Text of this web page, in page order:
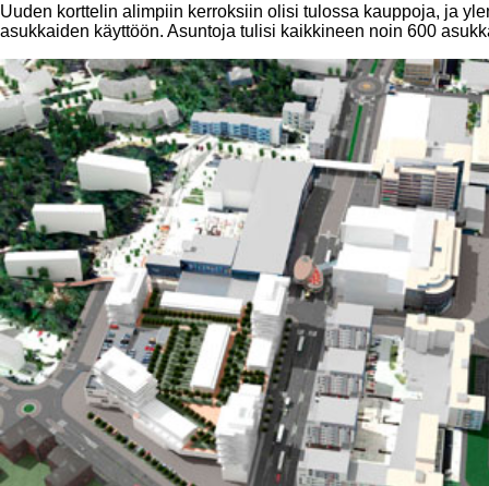
Uuden korttelin alimpiin kerroksiin olisi tulossa kauppoja, ja
asukkaiden käyttöön. Asuntoja tulisi kaikkineen noin 600